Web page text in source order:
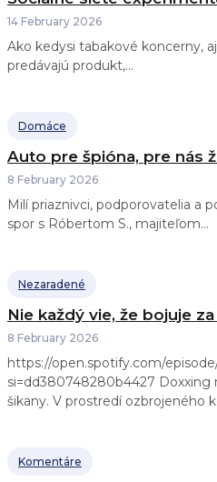
14 February 2026
Ako kedysi tabakové koncerny,
predávajú produkt,...
Domáce
Auto pre špióna, pre nás
8 February 2026
Milí priaznivci, podporovatelia a
spor s Róbertom S., majiteľom...
Nezaradené
Nie každý vie, že bojuje
8 February 2026
https://open.spotify.com/
si=dd380748280b4427 Doxxing nie je len forma internetovej
šikany. V prostredí ozbrojeného
Komentáre